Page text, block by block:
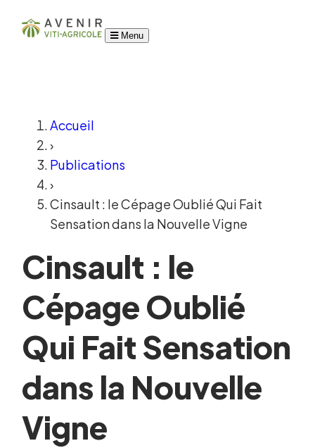
Menu
Accueil
›
Publications
›
Cinsault : le Cépage Oublié Qui Fait
Sensation dans la Nouvelle Vigne
Cinsault : le
Cépage Oublié
Qui Fait Sensation
dans la Nouvelle
Vigne